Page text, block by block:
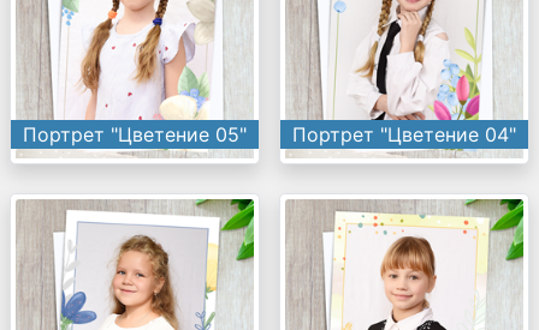
Портрет "Цветение 05" Портрет "Цветение 04"